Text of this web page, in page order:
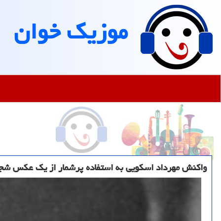
موزیك خوان
واكنش مهرداد اسكویی به استفاده پرشمار از یك عكس